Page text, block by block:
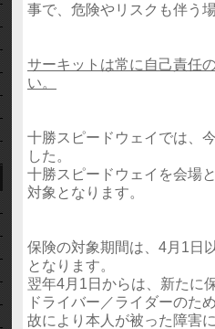
事で、危険やリスクも伴う
サーキットは常に自己責任
い。
十勝スピードウェイでは、
した。
十勝スピードウェイを会場
対象となります。
保険の対象期間は、4月1日
となります。
翌年4月1日からは、新たに
ドライバー／ライダーのた
故により本人が被った障害